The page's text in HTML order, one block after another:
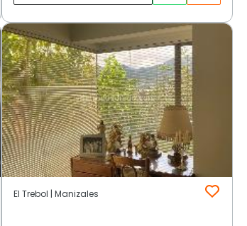
El Trebol | Manizales